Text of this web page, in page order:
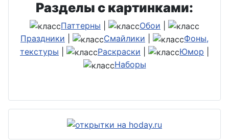
Разделы с картинками:
Паттерны Обои
Праздники
Смайлики
Фоны,
текстуры
Раскраски Юмор
Наборы